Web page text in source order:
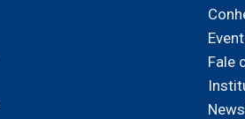
Fale